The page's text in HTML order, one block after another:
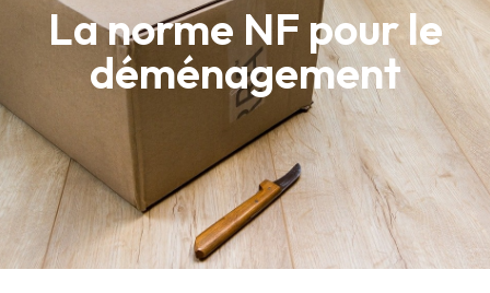
La norme NF pour le
déménagement